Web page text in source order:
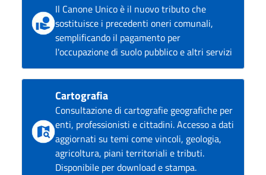
Il Canone Unico è il nuovo tributo che
sostituisce i precedenti oneri comunali,
semplificando il pagamento per
l'occupazione di suolo pubblico e altri servizi
Cartografia
Consultazione di cartografie geografiche per
enti, professionisti e cittadini. Accesso a dati
aggiornati su temi come vincoli, geologia,
agricoltura, piani territoriali e tributi.
Disponibile per download e stampa.